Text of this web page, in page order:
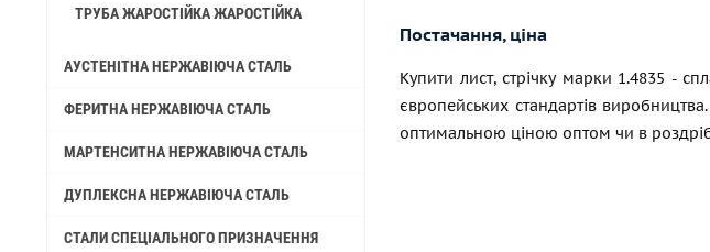
ТРУБА ЖАРОСТІЙКА ЖАРОСТІЙКА
АУСТЕНІТНА НЕРЖАВІЮЧА СТАЛЬ
ФЕРИТНА НЕРЖАВІЮЧА СТАЛЬ
МАРТЕНСИТНА НЕРЖАВІЮЧА СТАЛЬ
ДУПЛЕКСНА НЕРЖАВІЮЧА СТАЛЬ
СТАЛИ СПЕЦІАЛЬНОГО ПРИЗНАЧЕННЯ
Постачання, ціна
Купити лист, стрічку марки 1.4835 -
європейських стандартів
оптимальною ціною оптом чи в